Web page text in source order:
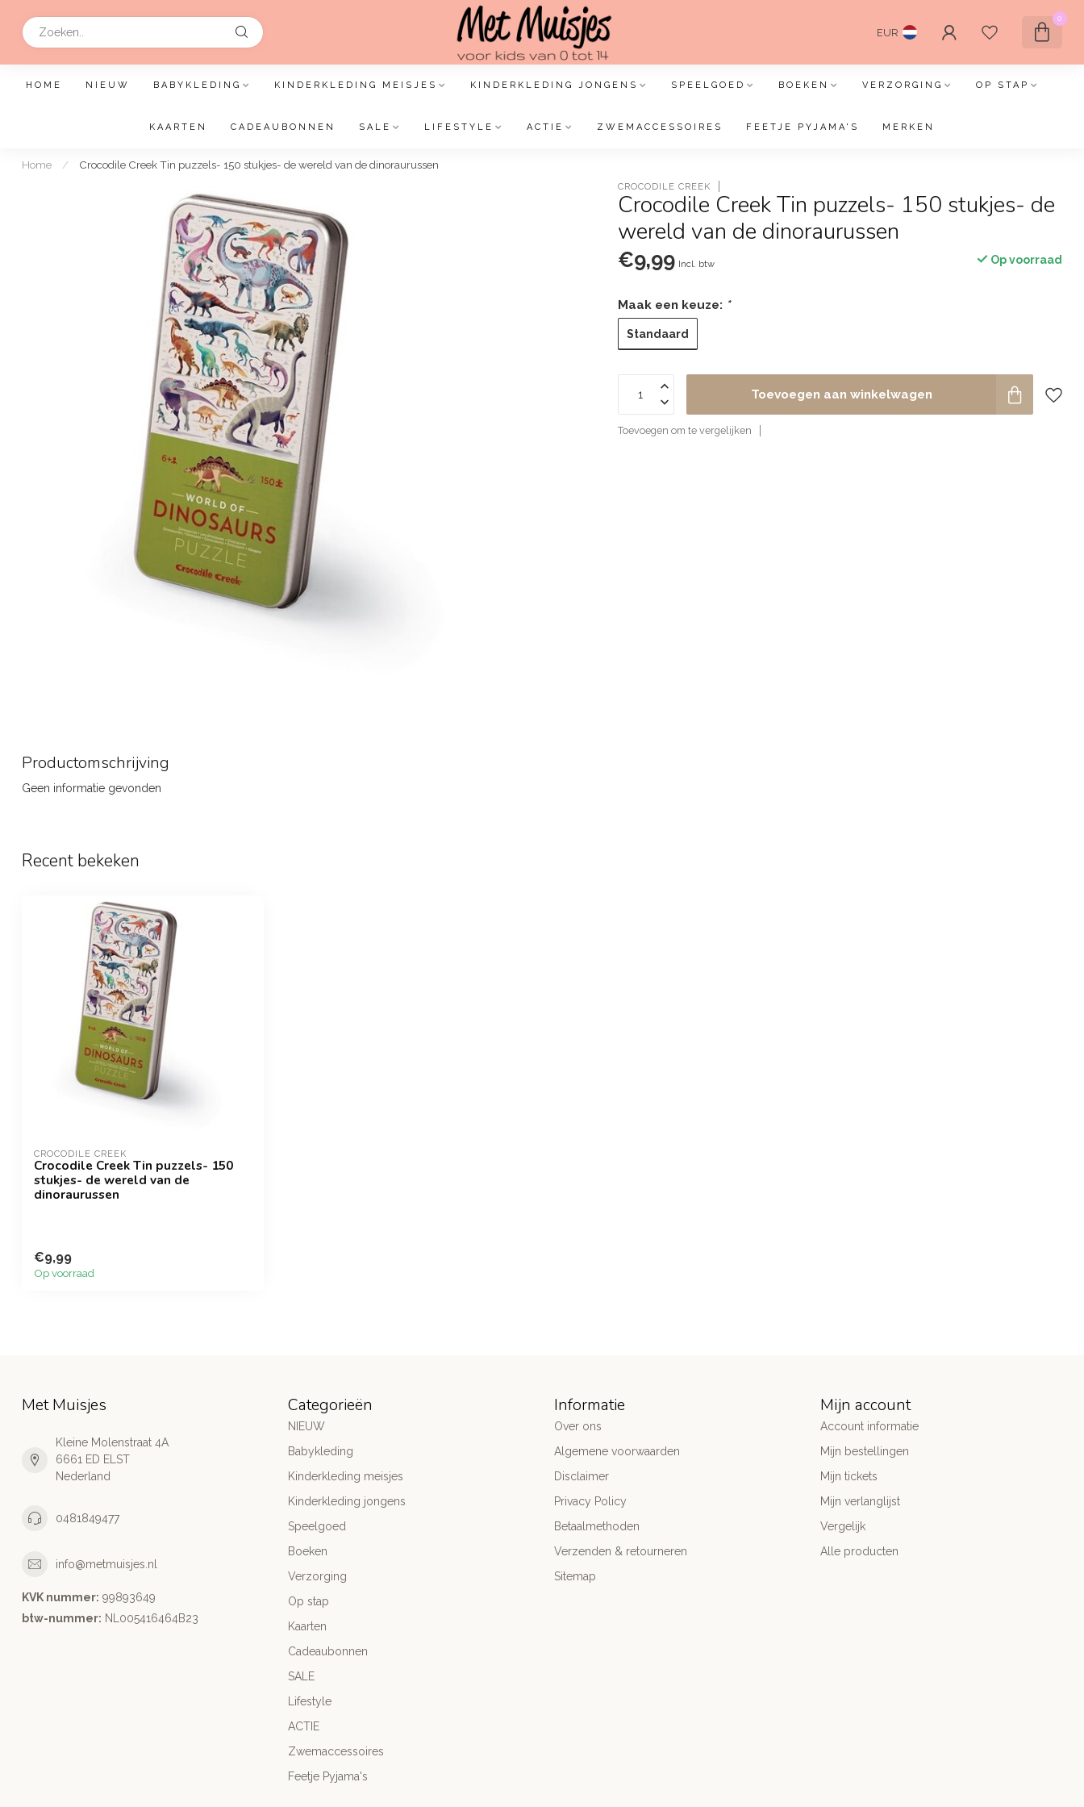
EUR
0
HOME NIEUW BABYKLEDING KINDERKLEDING MEISJES KINDERKLEDING JONGENS SPEELGOED BOEKEN VERZORGING OP STAP
KAARTEN CADEAUBONNEN SALE LIFESTYLE ACTIE ZWEMACCESSOIRES FEETJE PYJAMA'S MERKEN
Home / Crocodile Creek Tin puzzels- 150 stukjes- de wereld van de dinoraurussen
CROCODILE CREEK
Crocodile Creek Tin puzzels- 150 stukjes- de
wereld van de dinoraurussen
€9,99 Incl. btw Op voorraad
Maak een keuze: *
Standaard
Toevoegen aan winkelwagen
Toevoegen om te vergelijken
Productomschrijving
Geen informatie gevonden
Recent bekeken
CROCODILE CREEK
Crocodile Creek Tin puzzels- 150
stukjes- de wereld van de
dinoraurussen
€9,99
Op voorraad
Met Muisjes
Kleine Molenstraat 4A
6661 ED ELST
Nederland
0481849477
info@metmuisjes.nl
KVK nummer: 99893649
btw-nummer: NL005416464B23
Categorieën
NIEUW
Babykleding
Kinderkleding meisjes
Kinderkleding jongens
Speelgoed
Boeken
Verzorging
Op stap
Kaarten
Cadeaubonnen
SALE
Lifestyle
ACTIE
Zwemaccessoires
Feetje Pyjama's
Informatie
Over ons
Algemene voorwaarden
Disclaimer
Privacy Policy
Betaalmethoden
Verzenden & retourneren
Sitemap
Mijn account
Account informatie
Mijn bestellingen
Mijn tickets
Mijn verlanglijst
Vergelijk
Alle producten